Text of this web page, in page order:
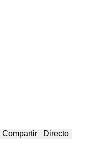
Compartir Directo